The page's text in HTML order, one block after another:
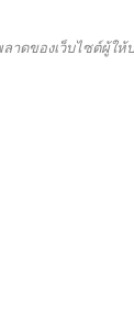
าดของเว็บไซต์ผู้ให้